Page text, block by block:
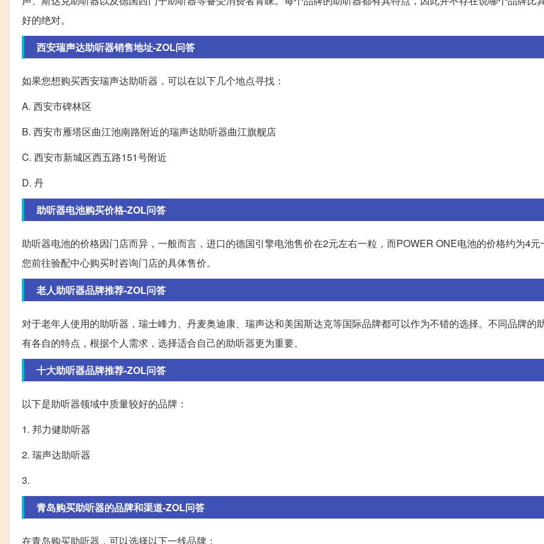
好的绝对。
西安瑞声达助听器销售地址-ZOL问答
如果您想购买西安瑞声达助听器，可以在以下几个地点寻找：
A. 西安市碑林区
B. 西安市雁塔区曲江池南路附近的瑞声达助听器曲江旗舰店
C. 西安市新城区西五路151号附近
D. 丹
助听器电池购买价格-ZOL问答
助听器电池的价格因门店而异，一般而言，进口的德国引擎电池售价在2元左右一粒，而POWER ONE电池的价格约为4元
您前往验配中心购买时咨询门店的具体售价。
老人助听器品牌推荐-ZOL问答
对于老年人使用的助听器，瑞士峰力、丹麦奥迪康、瑞声达和美国斯达克等国际品牌都可以作为不错的选择。不同品牌的
有各自的特点，根据个人需求，选择适合自己的助听器更为重要。
十大助听器品牌推荐-ZOL问答
以下是助听器领域中质量较好的品牌：
1. 邦力健助听器
2. 瑞声达助听器
3.
青岛购买助听器的品牌和渠道-ZOL问答
在青岛购买助听器，可以选择以下一线品牌：